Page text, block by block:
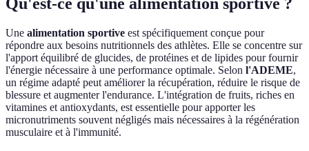
Une alimentation sportive est spécifiquement conçue pour
répondre aux besoins nutritionnels des athlètes. Elle se concentre sur
l'apport équilibré de glucides, de protéines et de lipides pour fournir
l'énergie nécessaire à une performance optimale. Selon l'ADEME,
un régime adapté peut améliorer la récupération, réduire le risque de
blessure et augmenter l'endurance. L'intégration de fruits, riches en
vitamines et antioxydants, est essentielle pour apporter les
micronutriments souvent négligés mais nécessaires à la régénération
musculaire et à l'immunité.